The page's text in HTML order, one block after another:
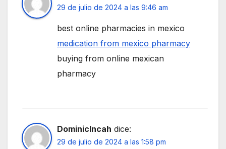
29 de julio de 2024 a las 9:46 am
best online pharmacies in mexico
medication from mexico pharmacy
buying from online mexican
pharmacy
DominicIncah dice:
29 de julio de 2024 a las 1:58 pm